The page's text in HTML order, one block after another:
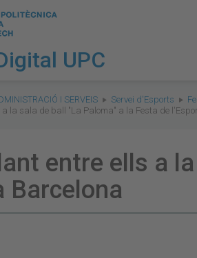
UPC
I SERVEIS Servei d'Esports
la sala de ball "La Paloma" a la Festa de
entre ells a
Barcelona